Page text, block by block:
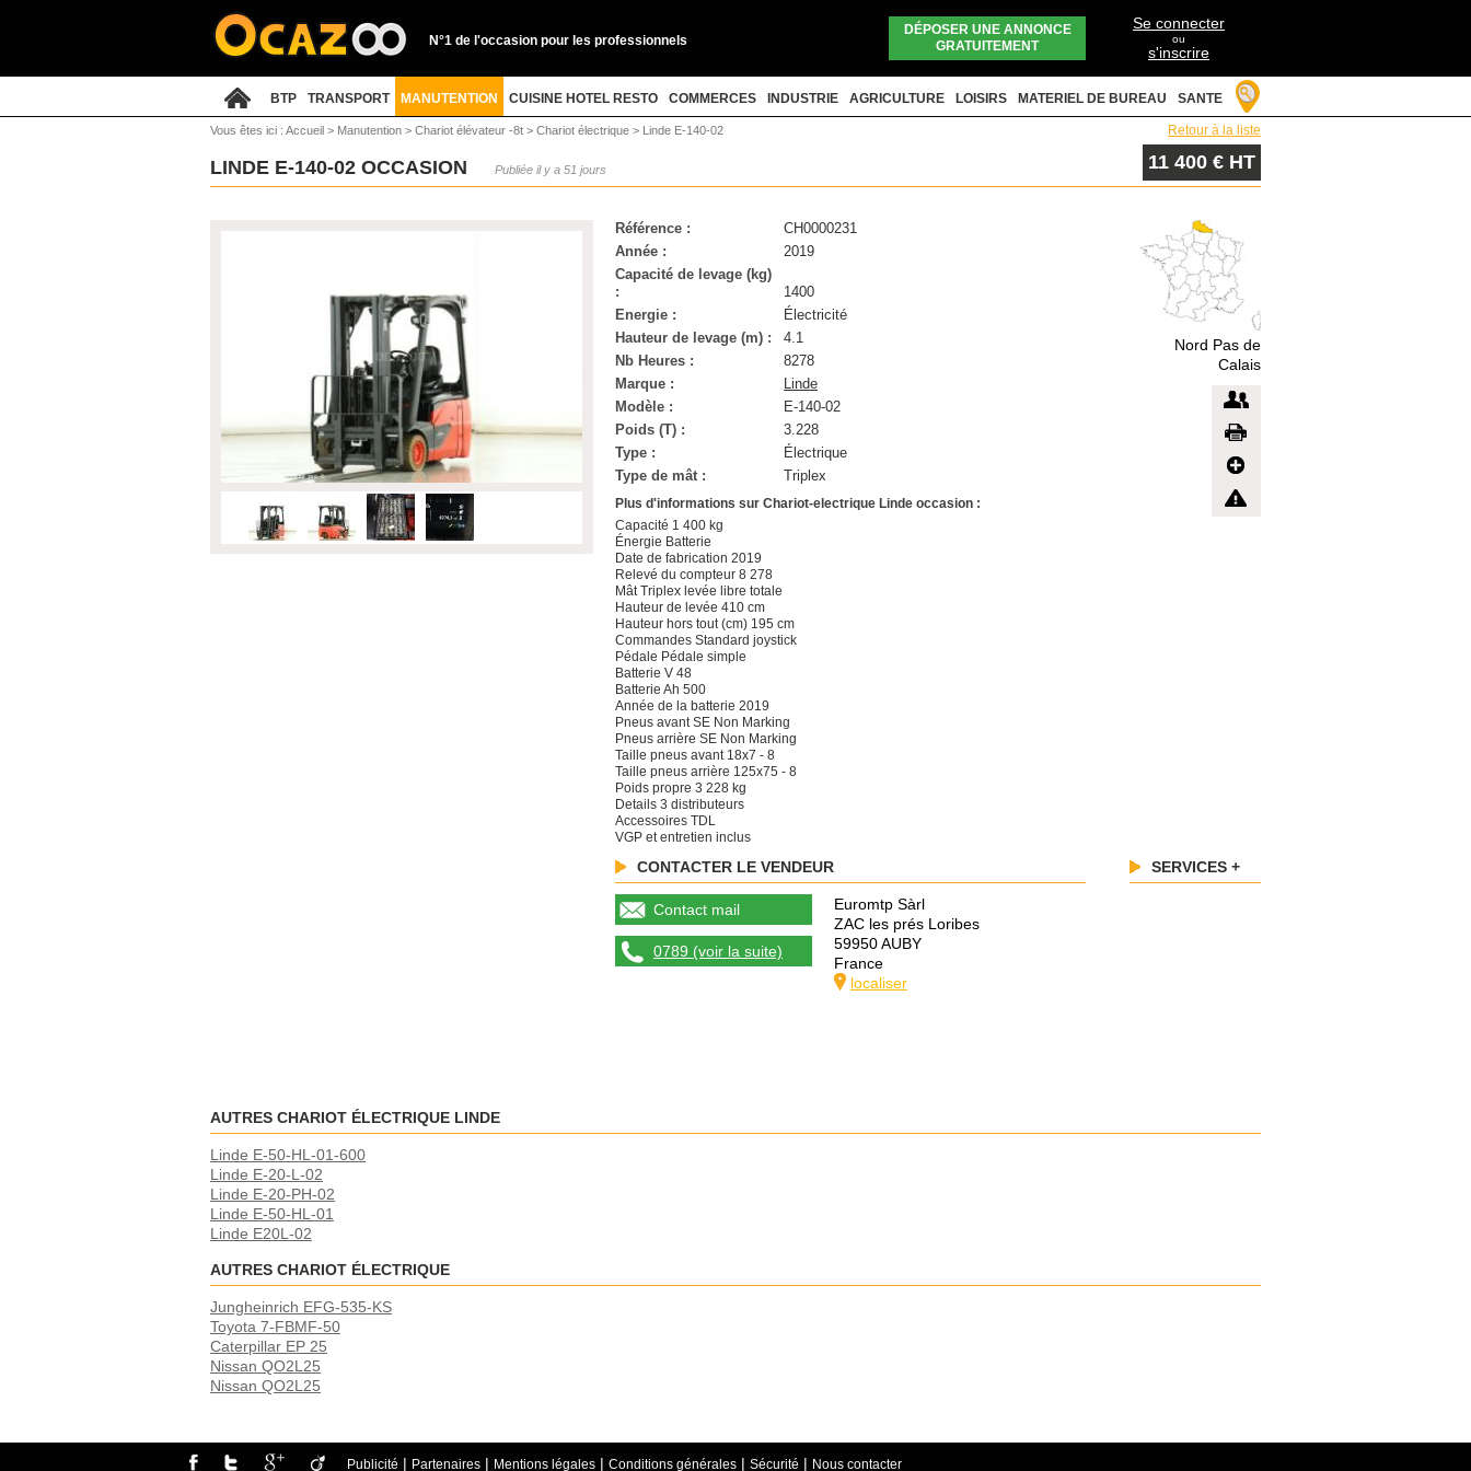
N°1 de l'occasion pour les professionnels
DÉPOSER UNE ANNONCE
GRATUITEMENT
Se connecter
ou
s'inscrire
BTP TRANSPORT MANUTENTION CUISINE HOTEL RESTO COMMERCES INDUSTRIE AGRICULTURE LOISIRS MATERIEL DE BUREAU SANTE
Vous êtes ici : Accueil > Manutention > Chariot élévateur -8t > Chariot électrique > Linde E-140-02 Retour à la liste
LINDE E-140-02 OCCASION Publiée il y a 51 jours 11 400 € HT
Référence :
CH0000231
Année :
2019
Capacité de levage (kg)
:
1400
Energie :
Électricité
Hauteur de levage (m) :
4.1
Nb Heures :
8278
Marque :
Linde
Modèle :
E-140-02
Poids (T) :
3.228
Type :
Électrique
Type de mât :
Triplex
Plus d'informations sur Chariot-electrique Linde occasion :
Capacité 1 400 kg
Énergie Batterie
Date de fabrication 2019
Relevé du compteur 8 278
Mât Triplex levée libre totale
Hauteur de levée 410 cm
Hauteur hors tout (cm) 195 cm
Commandes Standard joystick
Pédale Pédale simple
Batterie V 48
Batterie Ah 500
Année de la batterie 2019
Pneus avant SE Non Marking
Pneus arrière SE Non Marking
Taille pneus avant 18x7 - 8
Taille pneus arrière 125x75 - 8
Poids propre 3 228 kg
Details 3 distributeurs
Accessoires TDL
VGP et entretien inclus
Nord Pas de
Calais
CONTACTER LE VENDEUR
Contact mail
0789 (voir la suite)
Euromtp Sàrl
ZAC les prés Loribes
59950 AUBY
France
localiser
SERVICES +
AUTRES CHARIOT ÉLECTRIQUE LINDE
Linde E-50-HL-01-600
Linde E-20-L-02
Linde E-20-PH-02
Linde E-50-HL-01
Linde E20L-02
AUTRES CHARIOT ÉLECTRIQUE
Jungheinrich EFG-535-KS
Toyota 7-FBMF-50
Caterpillar EP 25
Nissan QO2L25
Nissan QO2L25
Publicité | Partenaires | Mentions légales | Conditions générales | Sécurité | Nous contacter